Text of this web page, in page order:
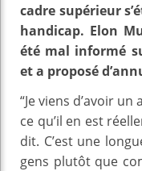
cadre supérieur
handicap. Elon
été mal informé
et a proposé
“Je viens d’avoir
ce qu’il en est
dit. C’est une
gens plutôt que